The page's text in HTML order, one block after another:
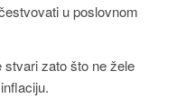
u poslovnom
stvari zato što ne žele